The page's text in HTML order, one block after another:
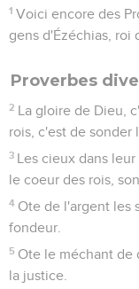
1 Voici encore des
gens d'Ézéchias, roi
Proverbes
2 La gloire de Dieu,
rois, c'est de sonder
3 Les cieux dans
le coeur des rois,
4 Ote de l'argent les
fondeur.
5 Ote le méchant de
la justice.